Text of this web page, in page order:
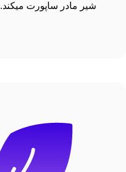
شیر مادر ساپورت میکند.